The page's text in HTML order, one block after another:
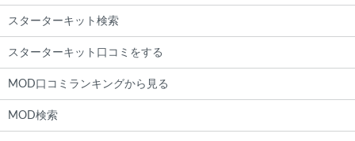
スターターキット検索
スターターキット口コミをする
MOD口コミランキングから見る
MOD検索